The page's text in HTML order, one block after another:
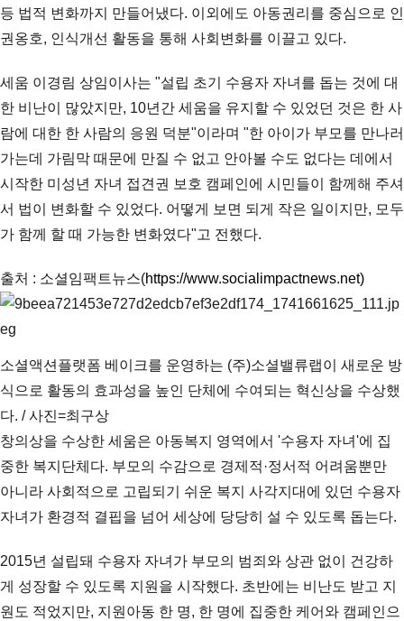
등 법적 변화까지 만들어냈다. 이외에도 아동권리를 중심으로 인
권옹호, 인식개선 활동을 통해 사회변화를 이끌고 있다.
세움 이경림 상임이사는 "설립 초기 수용자 자녀를 돕는 것에 대
한 비난이 많았지만, 10년간 세움을 유지할 수 있었던 것은 한 사
람에 대한 한 사람의 응원 덕분"이라며 "한 아이가 부모를 만나러
가는데 가림막 때문에 만질 수 없고 안아볼 수도 없다는 데에서
시작한 미성년 자녀 접견권 보호 캠페인에 시민들이 함께해 주셔
서 법이 변화할 수 있었다. 어떻게 보면 되게 작은 일이지만, 모두
가 함께 할 때 가능한 변화였다"고 전했다.
출처 : 소셜임팩트뉴스(https://www.socialimpactnews.net)
소셜액션플랫폼 베이크를 운영하는 (주)소셜밸류랩이 새로운 방
식으로 활동의 효과성을 높인 단체에 수여되는 혁신상을 수상했
다. / 사진=최구상
창의상을 수상한 세움은 아동복지 영역에서 '수용자 자녀'에 집
중한 복지단체다. 부모의 수감으로 경제적·정서적 어려움뿐만
아니라 사회적으로 고립되기 쉬운 복지 사각지대에 있던 수용자
자녀가 환경적 결핍을 넘어 세상에 당당히 설 수 있도록 돕는다.
2015년 설립돼 수용자 자녀가 부모의 범죄와 상관 없이 건강하
게 성장할 수 있도록 지원을 시작했다. 초반에는 비난도 받고 지
원도 적었지만, 지원아동 한 명, 한 명에 집중한 케어와 캠페인으